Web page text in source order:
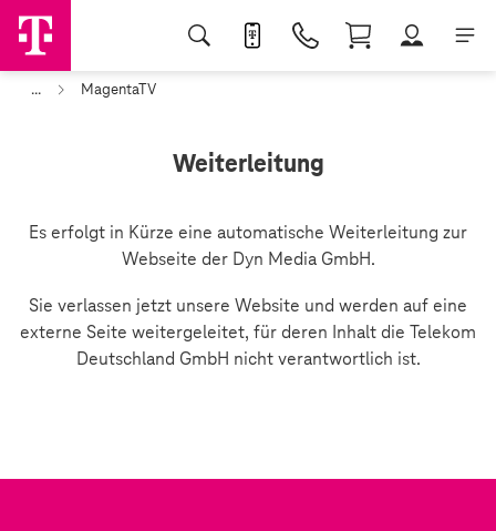
... MagentaTV
Weiterleitung
Es erfolgt in Kürze eine automatische Weiterleitung zur
Webseite der Dyn Media GmbH.
Sie verlassen jetzt unsere Website und werden auf eine
externe Seite weitergeleitet, für deren Inhalt die Telekom
Deutschland GmbH nicht verantwortlich ist.